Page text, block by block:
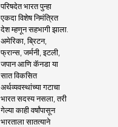
परिषदेत भारत पुन्हा
एकदा विशेष निमंत्रित
देश म्हणून सहभागी झाला.
अमेरिका, ब्रिटन,
फ्रान्स, जर्मनी, इटली,
जपान आणि कॅनडा या
सात विकसित
अर्थव्यवस्थांच्या गटाचा
भारत सदस्य नसला, तरी
गेल्या काही वर्षांपासून
भारताला सातत्याने